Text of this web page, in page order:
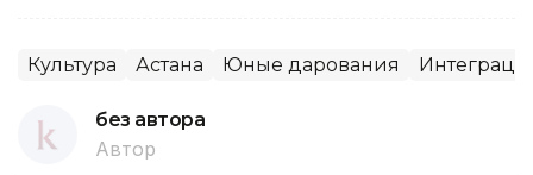
Культура Астана Юные дарования
без автора
Автор